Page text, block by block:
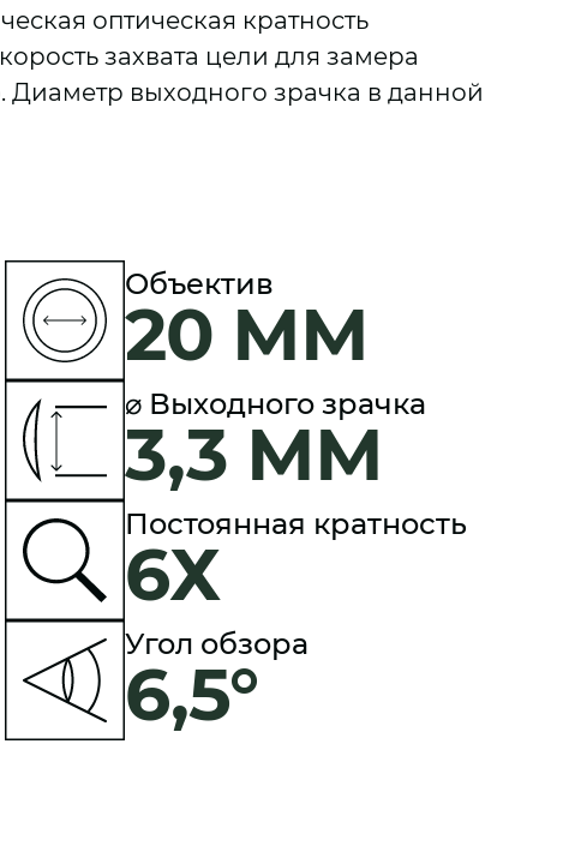
оптическая кратность
захвата цели для замера
Диаметр выходного зрачка в данной
Объектив
20 ММ
⌀ Выходного зрачка
3,3 ММ
Постоянная кратность
6Х
Угол обзора
6,5°